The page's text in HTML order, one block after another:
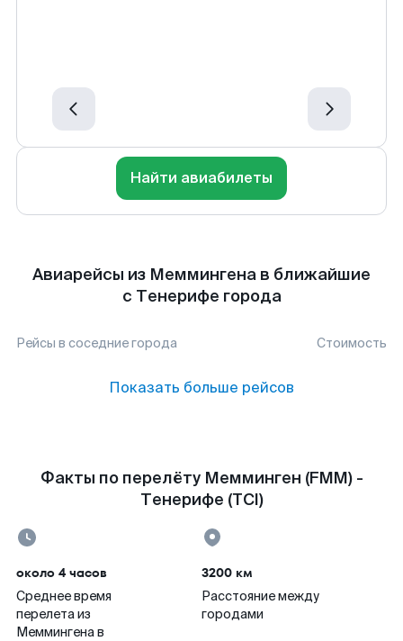
Найти авиабилеты
Авиарейсы из Меммингена в ближайшие
с Тенерифе города
Рейсы в соседние города Стоимость
Показать больше рейсов
Факты по перелёту Мемминген (FMM) -
Тенерифе (TCI)
около 4 часов
Среднее время
перелета из
Меммингена в
3200 км
Расстояние между
городами